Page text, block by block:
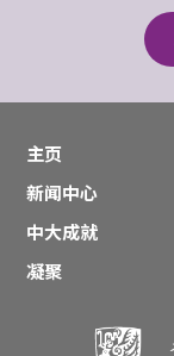
主页
新闻中心
中大成就
凝聚